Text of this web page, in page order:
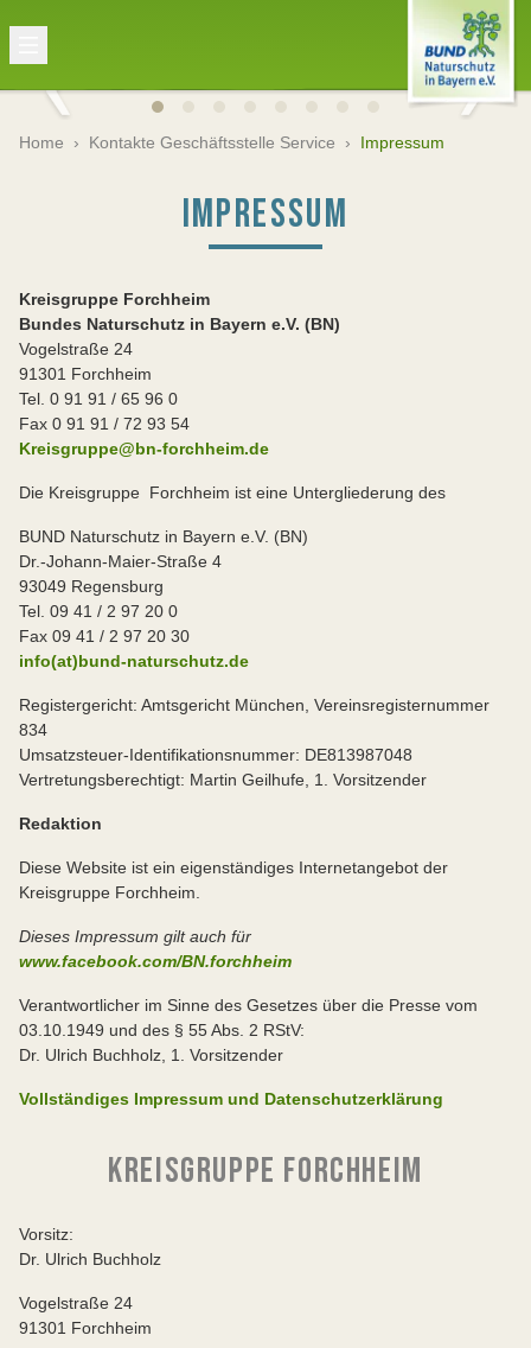
Home › Kontakte Geschäftsstelle Service › Impressum
IMPRESSUM
Kreisgruppe Forchheim
Bundes Naturschutz in Bayern e.V. (BN)
Vogelstraße 24
91301 Forchheim
Tel. 0 91 91 / 65 96 0
Fax 0 91 91 / 72 93 54
Kreisgruppe@bn-forchheim.de
Die Kreisgruppe Forchheim ist eine Untergliederung des
BUND Naturschutz in Bayern e.V. (BN)
Dr.-Johann-Maier-Straße 4
93049 Regensburg
Tel. 09 41 / 2 97 20 0
Fax 09 41 / 2 97 20 30
info(at)bund-naturschutz.de
Registergericht: Amtsgericht München, Vereinsregisternummer
834
Umsatzsteuer-Identifikationsnummer: DE813987048
Vertretungsberechtigt: Martin Geilhufe, 1. Vorsitzender
Redaktion
Diese Website ist ein eigenständiges Internetangebot der
Kreisgruppe Forchheim.
Dieses Impressum gilt auch für
www.facebook.com/BN.forchheim
Verantwortlicher im Sinne des Gesetzes über die Presse vom
03.10.1949 und des § 55 Abs. 2 RStV:
Dr. Ulrich Buchholz, 1. Vorsitzender
Vollständiges Impressum und Datenschutzerklärung
KREISGRUPPE FORCHHEIM
Vorsitz:
Dr. Ulrich Buchholz
Vogelstraße 24
91301 Forchheim